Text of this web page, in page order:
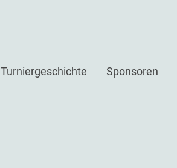
Turniergeschichte Sponsoren